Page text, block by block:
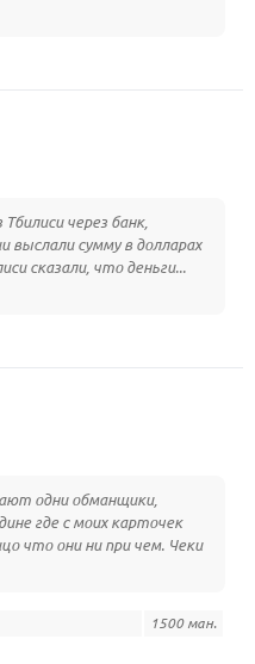
через банк,
сумму в долларах
сказали, что деньги...
одни обманщики,
где с моих карточек
что они ни при чем. Чеки
1500 ман.